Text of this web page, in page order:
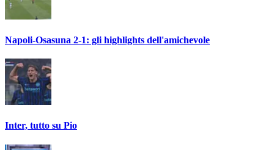
Napoli-Osasuna 2-1: gli highlights dell'amichevole
Inter, tutto su Pio